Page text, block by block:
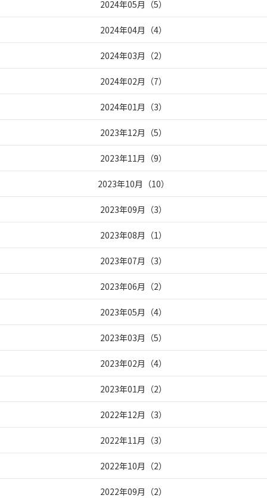
2024年05月 （5）
2024年04月 （4）
2024年03月 （2）
2024年02月 （7）
2024年01月 （3）
2023年12月 （5）
2023年11月 （9）
2023年10月 （10）
2023年09月 （3）
2023年08月 （1）
2023年07月 （3）
2023年06月 （2）
2023年05月 （4）
2023年03月 （5）
2023年02月 （4）
2023年01月 （2）
2022年12月 （3）
2022年11月 （3）
2022年10月 （2）
2022年09月 （2）